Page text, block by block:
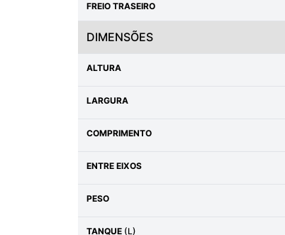
FREIO TRASEIRO
DIMENSÕES
ALTURA
LARGURA
COMPRIMENTO
ENTRE EIXOS
PESO
TANQUE (L)